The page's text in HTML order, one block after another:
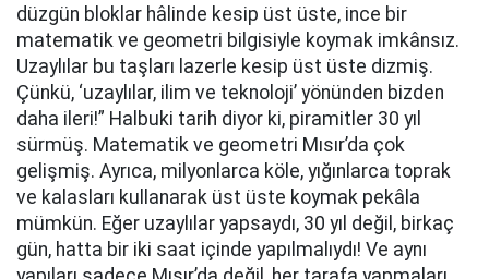
düzgün bloklar hâlinde kesip üst üste, ince bir
matematik ve geometri bilgisiyle koymak imkânsız.
Uzaylılar bu taşları lazerle kesip üst üste dizmiş.
Çünkü, ‘uzaylılar, ilim ve teknoloji’ yönünden bizden
daha ileri!” Halbuki tarih diyor ki, piramitler 30 yıl
sürmüş. Matematik ve geometri Mısır’da çok
gelişmiş. Ayrıca, milyonlarca köle, yığınlarca toprak
ve kalasları kullanarak üst üste koymak pekâla
mümkün. Eğer uzaylılar yapsaydı, 30 yıl değil, birkaç
gün, hatta bir iki saat içinde yapılmalıydı! Ve aynı